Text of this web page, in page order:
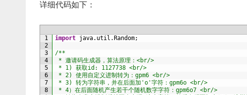
请
详细代码如下：
1
2
3
4
5
6
7
8
import java. util . Random;
/**
* 邀请码生成器，算法原理：<br/>
* 1) 获取id: 1127738 <br/>
* 2) 使用自定义进制转为：gpm6 <br/>
* 3) 转为字符串，并在后面加'o'字符：gpm6o <br/>
* 4）在后面随机产生若干个随机数字字符：gpm6o7 <br/>